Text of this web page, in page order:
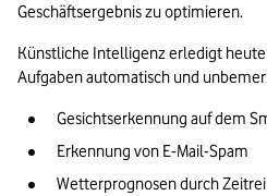
Geschäftsergebnis zu optimieren.
Künstliche Intelligenz erledigt
Aufgaben automatisch und
Gesichtserkennung auf dem
Erkennung von E-Mail-Spam
Wetterprognosen durch